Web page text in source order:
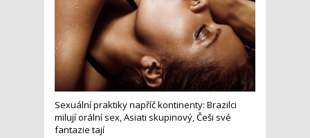
Sexuální praktiky napříč kontinenty: Brazilci
milují orální sex, Asiati skupinový, Češi své
fantazie tají